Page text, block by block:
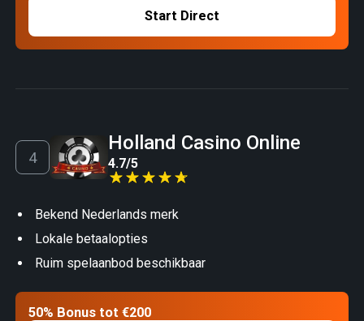
Start Direct
Holland Casino Online
4.7/5
Bekend Nederlands merk
Lokale betaalopties
Ruim spelaanbod beschikbaar
50% Bonus tot €200